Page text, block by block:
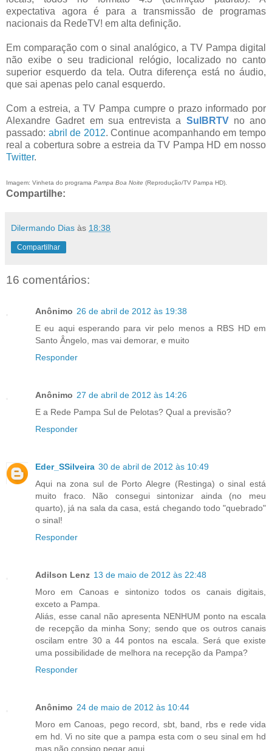
expectativa agora é para a transmissão de programas
nacionais da RedeTV! em alta definição.
Em comparação com o sinal analógico, a TV Pampa digital
não exibe o seu tradicional relógio, localizado no canto
superior esquerdo da tela. Outra diferença está no áudio,
que sai apenas pelo canal esquerdo.
Com a estreia, a TV Pampa cumpre o prazo informado por
Alexandre Gadret em sua entrevista a SulBRTVno ano
passado: abril de 2012. Continue acompanhando em tempo
real a cobertura sobre a estreia da TV Pampa HD em nosso
Twitter.
Imagem: Vinheta do programa Pampa Boa Noite (Reprodução/TV Pampa HD).
Compartilhe:
Dilermando Dias às 18:38
Compartilhar
16 comentários:
Anônimo 26 de abril de 2012 às 19:38
E eu aqui esperando para vir pelo menos a RBS HD em
Santo Ângelo, mas vai demorar, e muito
Responder
Anônimo 27 de abril de 2012 às 14:26
E a Rede Pampa Sul de Pelotas? Qual a previsão?
Responder
Eder_SSilveira 30 de abril de 2012 às 10:49
Aqui na zona sul de Porto Alegre (Restinga) o sinal está
muito fraco. Não consegui sintonizar ainda (no meu
quarto), já na sala da casa, está chegando todo "quebrado"
o sinal!
Responder
Adilson Lenz 13 de maio de 2012 às 22:48
Moro em Canoas e sintonizo todos os canais digitais,
exceto a Pampa.
Aliás, esse canal não apresenta NENHUM ponto na escala
de recepção da minha Sony; sendo que os outros canais
oscilam entre 30 a 44 pontos na escala. Será que existe
uma possibilidade de melhora na recepção da Pampa?
Responder
Anônimo 24 de maio de 2012 às 10:44
Moro em Canoas, pego record, sbt, band, rbs e rede vida
em hd. Vi no site que a pampa esta com o seu sinal em hd
mas não consigo pegar aqui.